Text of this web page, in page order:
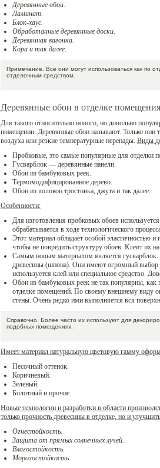
Деревянные обои.
Ламинат.
Блок-хаус.
Обработанные деревянные доски.
Деревянная вагонка.
Кора и так далее.
Примечание. Все они могут использоваться как по
отделочным средством.
Деревянные обои в отделке помещения
Для такого относительно нового, но довольно
помещении. Деревянные обои называют. Только они
воздуха или резкие температурные перепады. Виды
Пробковые, это самые популярные для отделки
Гусварблок — деревянные панели.
Обои из бамбуковых реек.
Термомодифицированное дерево.
Обои из волокон тростника, джута и так далее.
Особенности:
Для изготовления пробковых обоев
обрабатывается в ходе технологического
Этот материал обладает особой эластичностью
чтобы не повредить структуру обоев. Клеят их
Самым новым материалом является гусварблок.
древесины (шпона). Они имеют огромный выбор
используется клей или специальное средство.
Обои из бамбуковых реек не так популярны,
отделке помещений. По своему внешнему виду
стены. Очень редко ими выполняется вся
Справочно. Более часто их используют для
подобных помещениях.
Имеет материал натуральную цветовую гамму
Песочный оттенок.
Коричневый.
Зеленый.
Болотный и прочие.
Новые технологии и разработки в области
только прочность древесины в отделке, но и
Огнестойкость.
Защита от прямых солнечных лучей.
Влагостойкость.
Морозостойкость.